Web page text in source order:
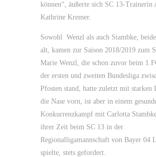
können“, äußerte sich SC 13-Trainerin
Kathrine Kremer.
Sowohl Wenzl als auch Stambke,
alt, kamen zur Saison 2018/2019 zum
Marie Wenzl, die schon zuvor beim
der ersten und zweiten Bundesliga
Pfosten stand, hatte zuletzt mit starken
die Nase vorn, ist aber in einem
Konkurrenzkampf mit Carlotta
ihrer Zeit beim SC 13 in der
Regionalligamannschaft von Bayer 04
spielte, stets gefordert.